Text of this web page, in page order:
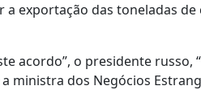
a exportação das toneladas
acordo”, o presidente russo,
ministra dos Negócios